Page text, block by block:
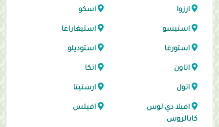
ارزوا اسكو
استيسو استيغاراغا
استورغا استوديلو
اتاون اتكا
اتول ارستيتا
افيلا دي لوس
كابالروس
افيلس